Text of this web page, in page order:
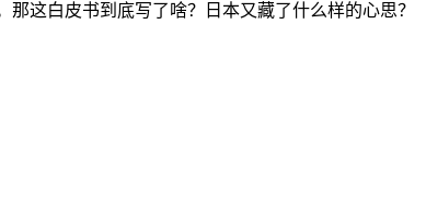
这白皮书到底写了啥？日本又藏了什么样的心思？